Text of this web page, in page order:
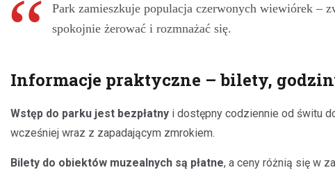
Park zamieszkuje populacja czerwonych wiewiórek –
spokojnie żerować i rozmnażać się.
Informacje praktyczne – bilety,
Wstęp do parku jest bezpłatny i dostępny codziennie od świtu
wcześniej wraz z zapadającym zmrokiem.
Bilety do obiektów muzealnych są płatne, a ceny różnią się w